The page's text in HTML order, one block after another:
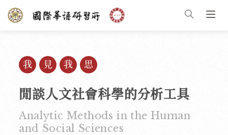
我見我思
閒談人文社會科學的分析工具
Analytic Methods in the Human
and Social Sciences